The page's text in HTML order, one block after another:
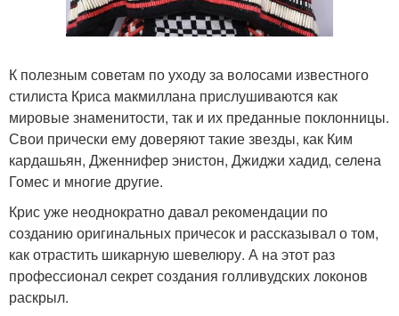
К полезным советам по уходу за волосами известного
стилиста Криса макмиллана прислушиваются как
мировые знаменитости, так и их преданные поклонницы.
Свои прически ему доверяют такие звезды, как Ким
кардашьян, Дженнифер энистон, Джиджи хадид, селена
Гомес и многие другие.
Крис уже неоднократно давал рекомендации по
созданию оригинальных причесок и рассказывал о том,
как отрастить шикарную шевелюру. А на этот раз
профессионал секрет создания голливудских локонов
раскрыл.